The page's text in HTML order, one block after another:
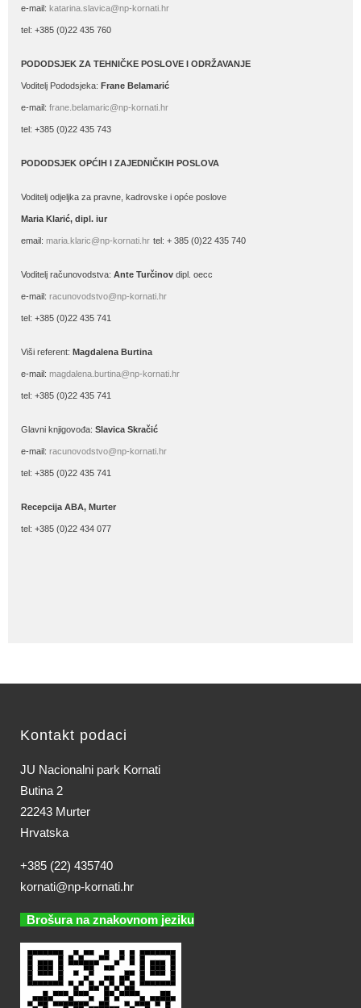
e-mail: katarina.slavica@np-kornati.hr
tel: +385 (0)22 435 760
PODODSJEK ZA TEHNIČKE POSLOVE I ODRŽAVANJE
Voditelj Pododsjeka: Frane Belamarić
e-mail: frane.belamaric@np-kornati.hr
tel: +385 (0)22 435 743
PODODSJEK OPĆIH I ZAJEDNIČKIH POSLOVA
Voditelj odjeljka za pravne, kadrovske i opće poslove
Maria Klarić, dipl. iur
email: maria.klaric@np-kornati.hr tel: + 385 (0)22 435 740
Voditelj računovodstva: Ante Turčinov dipl. oecc
e-mail: racunovodstvo@np-kornati.hr
tel: +385 (0)22 435 741
Viši referent: Magdalena Burtina
e-mail: magdalena.burtina@np-kornati.hr
tel: +385 (0)22 435 741
Glavni knjigovođa: Slavica Skračić
e-mail: racunovodstvo@np-kornati.hr
tel: +385 (0)22 435 741
Recepcija ABA, Murter
tel: +385 (0)22 434 077
Kontakt podaci
JU Nacionalni park Kornati
Butina 2
22243 Murter
Hrvatska
+385 (22) 435740
kornati@np-kornati.hr
Brošura na znakovnom jeziku